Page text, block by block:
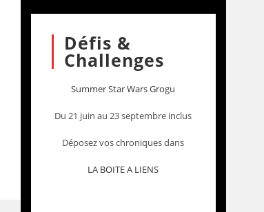
Défis &
Challenges
Summer Star Wars Grogu
Du 21 juin au 23 septembre inclus
Déposez vos chroniques dans
LA BOITE A LIENS